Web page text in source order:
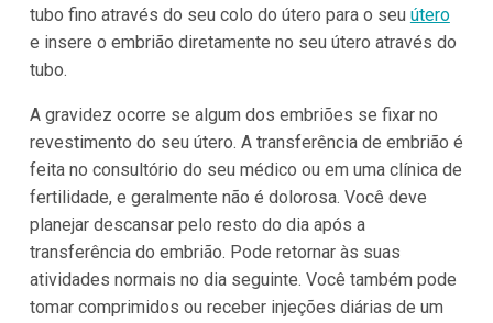
tubo fino através do seu colo do útero para o seu útero
e insere o embrião diretamente no seu útero através do
tubo.
A gravidez ocorre se algum dos embriões se fixar no
revestimento do seu útero. A transferência de embrião é
feita no consultório do seu médico ou em uma clínica de
fertilidade, e geralmente não é dolorosa. Você deve
planejar descansar pelo resto do dia após a
transferência do embrião. Pode retornar às suas
atividades normais no dia seguinte. Você também pode
tomar comprimidos ou receber injeções diárias de um